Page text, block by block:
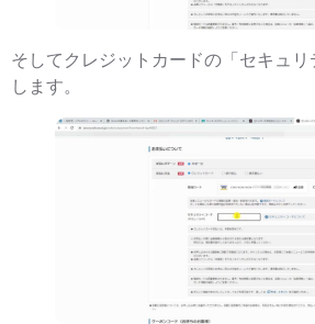
そしてクレジットカードの「セキュ
します。